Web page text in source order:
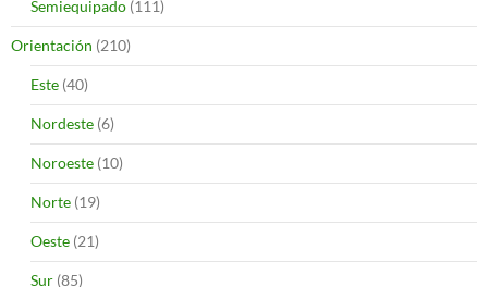
Semiequipado (111)
Orientación (210)
Este (40)
Nordeste (6)
Noroeste (10)
Norte (19)
Oeste (21)
Sur (85)